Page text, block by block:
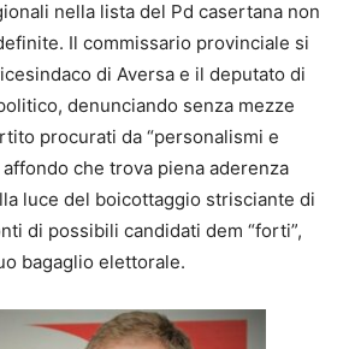
nella lista del Pd casertana non
Il commissario provinciale si
di Aversa e il deputato di
denunciando senza mezze
procurati da “personalismi e
che trova piena aderenza
luce del boicottaggio strisciante di
di possibili candidati dem “forti”,
bagaglio elettorale.